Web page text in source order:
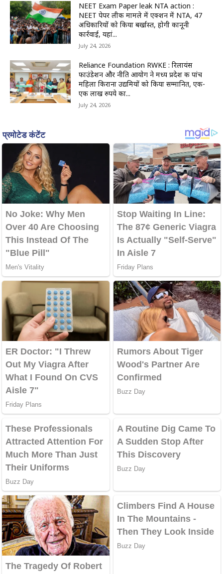
NEET Exam Paper leak NTA action :
NEET पेपर लीक मामले में एक्शन में NTA, 47
अधिकारियों को किया बर्खास्त, होगी कानूनी
कार्रवाई, यहां...
July 24, 2026
Reliance Foundation RWKE : रिलायंस
फाउंडेशन और नीति आयोग ने मध्य प्रदेश की पांच
महिला किराना उद्यमियों को किया सम्मानित, एक-
एक लाख रुपये का...
July 24, 2026